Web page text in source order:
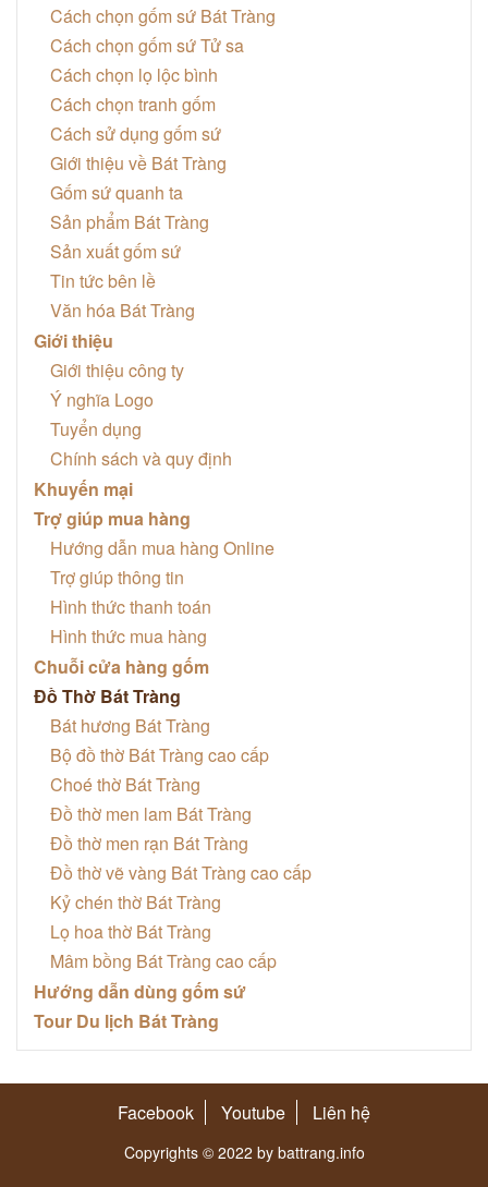
Cách chọn gốm sứ Bát Tràng
Cách chọn gốm sứ Tử sa
Cách chọn lọ lộc bình
Cách chọn tranh gốm
Cách sử dụng gốm sứ
Giới thiệu về Bát Tràng
Gốm sứ quanh ta
Sản phẩm Bát Tràng
Sản xuất gốm sứ
Tin tức bên lề
Văn hóa Bát Tràng
Giới thiệu
Giới thiệu công ty
Ý nghĩa Logo
Tuyển dụng
Chính sách và quy định
Khuyến mại
Trợ giúp mua hàng
Hướng dẫn mua hàng Online
Trợ giúp thông tin
Hình thức thanh toán
Hình thức mua hàng
Chuỗi cửa hàng gốm
Đồ Thờ Bát Tràng
Bát hương Bát Tràng
Bộ đồ thờ Bát Tràng cao cấp
Choé thờ Bát Tràng
Đồ thờ men lam Bát Tràng
Đồ thờ men rạn Bát Tràng
Đồ thờ vẽ vàng Bát Tràng cao cấp
Kỷ chén thờ Bát Tràng
Lọ hoa thờ Bát Tràng
Mâm bồng Bát Tràng cao cấp
Hướng dẫn dùng gốm sứ
Tour Du lịch Bát Tràng
Facebook Youtube Liên hệ
Copyrights © 2022 by battrang.info